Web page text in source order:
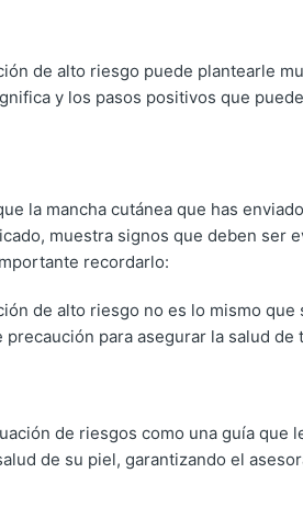
de alto riesgo puede plantearle
y los pasos positivos que
la mancha cutánea que has
muestra signos que deben ser
recordarlo:
de alto riesgo no es lo mismo que
para asegurar la salud de
de riesgos como una guía que
de su piel, garantizando el